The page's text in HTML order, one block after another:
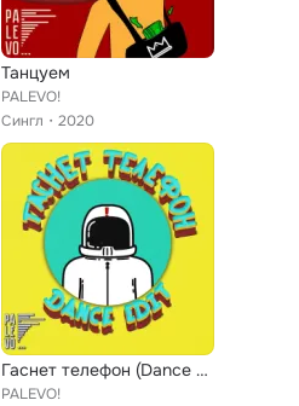
Танцуем
PALEVO!
Сингл
2020
Гаснет телефон (Dance Edit)
PALEVO!